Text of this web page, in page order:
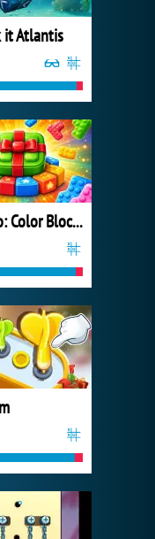
it Atlantis
Blockibo: Color Blocks